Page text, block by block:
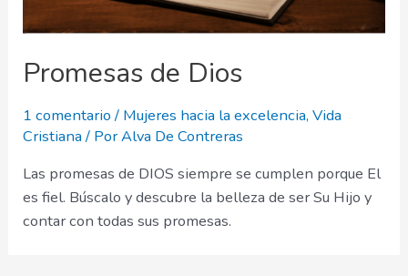
Promesas de Dios
1 comentario / Mujeres hacia la excelencia,Vida
Cristiana/ PorAlva De Contreras
Las promesas de DIOS siempre se cumplen porque El
es fiel. Búscalo y descubre la belleza de ser Su Hijo y
contar con todas sus promesas.